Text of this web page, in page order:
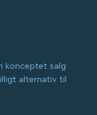
konceptet salg
alternativ til